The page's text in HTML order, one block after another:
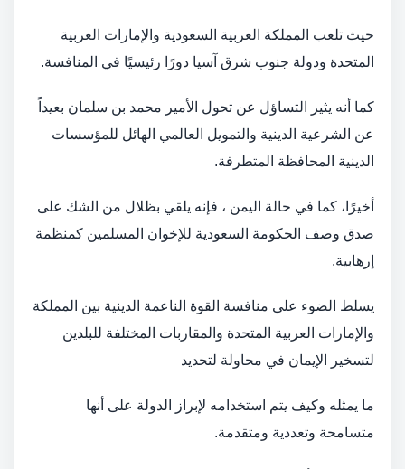
حيث تلعب المملكة العربية السعودية والإمارات العربية
المتحدة ودولة جنوب شرق آسيا دورًا رئيسيًا في المنافسة.
كما أنه يثير التساؤل عن تحول الأمير محمد بن سلمان بعيداً
عن الشرعية الدينية والتمويل العالمي الهائل للمؤسسات
الدينية المحافظة المتطرفة.
أخيرًا، كما في حالة اليمن ، فإنه يلقي بظلال من الشك على
صدق وصف الحكومة السعودية للإخوان المسلمين كمنظمة
إرهابية.
يسلط الضوء على منافسة القوة الناعمة الدينية بين المملكة
والإمارات العربية المتحدة والمقاربات المختلفة للبلدين
لتسخير الإيمان في محاولة لتحديد
ما يمثله وكيف يتم استخدامه لإبراز الدولة على أنها
متسامحة وتعددية ومتقدمة.